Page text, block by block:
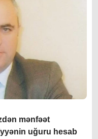
mənfəət
uğuru hesab